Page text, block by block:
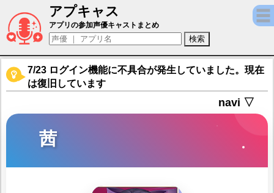
アプキャス
茜（声優：さくらはづき)【神姫PROJECT A
アプリの参加声優キャストまとめ
7/23 ログイン機能に不具合が発生していました。現在
は復旧しています
navi ▽
茜